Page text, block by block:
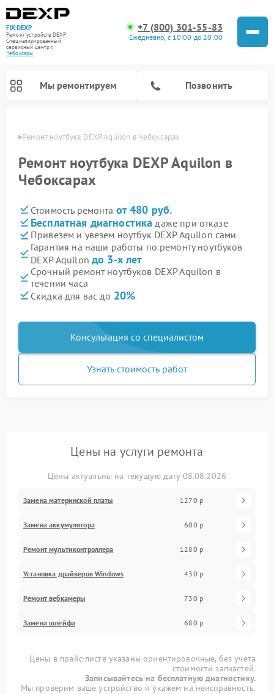
FIX-DEXP
Ремонт устройств DEXP
Специализированный
cервисный центр г.
Чебоксары
+7 (800) 301-55-83
Ежедневно, с 10:00 до 20:00
Мы ремонтируем Позвонить
Ремонт ноутбука DEXP Aquilon в Чебоксарах
Ремонт ноутбука DEXP Aquilon в
Чебоксарах
Стоимость ремонта от 480 руб.
Бесплатная диагностика даже при отказе
Привезем и увезем ноутбук DEXP Aquilon сами
Гарантия на наши работы по ремонту ноутбуков
DEXP Aquilon до 3-х лет
Срочный ремонт ноутбуков DEXP Aquilon в
течении часа
Скидка для вас до 20%
Консультация со специалистом
Узнать стоимость работ
Цены на услуги ремонта
Цены актуальны на текущую дату 08.08.2026
Замена материнской платы 1270 р
Замена аккумулятора 600 р
Ремонт мультиконтроллера 1280 р
Установка драйверов Windows 430 р
Ремонт вебкамеры 730 р
Замена шлейфа 680 р
Цены в прайс-листе указаны ориентировочные, без учета
стоимости запчастей.
Записывайтесь на бесплатную диагностику.
Мы проверим ваше устройство и укажем на неисправность.